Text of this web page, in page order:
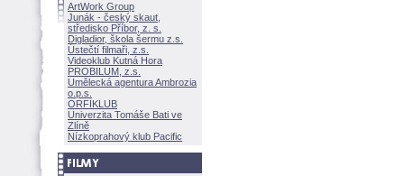
ArtWork Group
Junák - český skaut,
středisko Příbor, z. s.
Digladior, škola šermu z.s.
Ústečtí filmaři, z.s.
Videoklub Kutná Hora
PROBILUM, z.s.
Umělecká agentura Ambrozia
o.p.s.
ORFIKLUB
Univerzita Tomáše Bati ve
Zlíně
Nízkoprahový klub Pacific